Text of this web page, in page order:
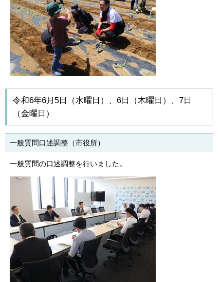
令和6年6月5日（水曜日）、6日（木曜日）、7日
（金曜日）
一般質問口述調整（市役所）
一般質問の口述調整を行いました。